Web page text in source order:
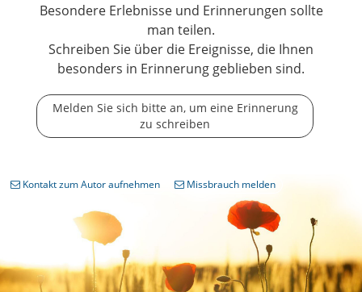
Besondere Erlebnisse und Erinnerungen sollte
man teilen.
Schreiben Sie über die Ereignisse, die Ihnen
besonders in Erinnerung geblieben sind.
Melden Sie sich bitte an, um eine Erinnerung
zu schreiben
Kontakt zum Autor aufnehmen Missbrauch melden